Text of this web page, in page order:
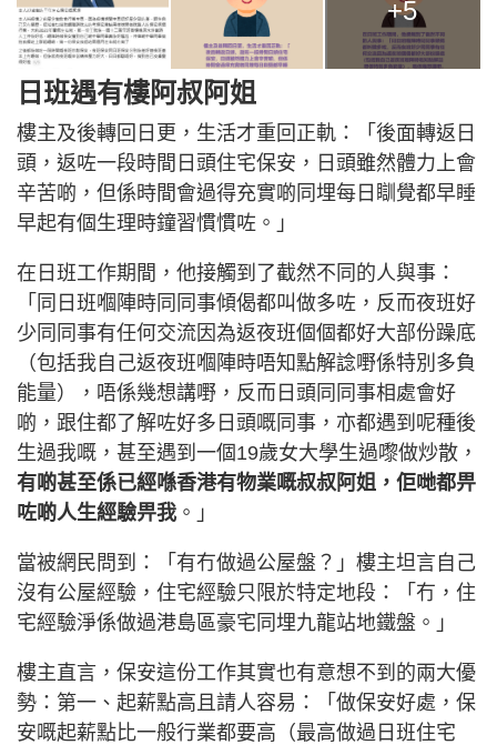
+5
日班遇有樓阿叔阿姐
樓主及後轉回日更，生活才重回正軌：「後面轉返日
頭，返咗一段時間日頭住宅保安，日頭雖然體力上會
辛苦啲，但係時間會過得充實啲同埋每日瞓覺都早睡
早起有個生理時鐘習慣慣咗。」
在日班工作期間，他接觸到了截然不同的人與事：
「同日班嗰陣時同同事傾偈都叫做多咗，反而夜班好
少同同事有任何交流因為返夜班個個都好大部份躁底
（包括我自己返夜班嗰陣時唔知點解諗嘢係特別多負
能量），唔係幾想講嘢，反而日頭同同事相處會好
啲，跟住都了解咗好多日頭嘅同事，亦都遇到呢種後
生過我嘅，甚至遇到一個19歲女大學生過嚟做炒散，
有啲甚至係已經喺香港有物業嘅叔叔阿姐，佢哋都畀
咗啲人生經驗畀我 。」
當被網民問到：「有冇做過公屋盤？」樓主坦言自己
沒有公屋經驗，住宅經驗只限於特定地段：「冇，住
宅經驗淨係做過港島區豪宅同埋九龍站地鐵盤。」
樓主直言，保安這份工作其實也有意想不到的兩大優
勢：第一、起薪點高且請人容易：「做保安好處，保
安嘅起薪點比一般行業都要高（最高做過日班住宅